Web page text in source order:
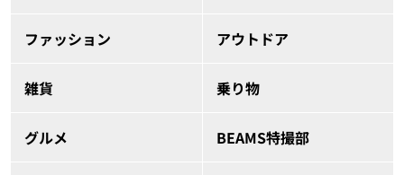
ファッション アウトドア
雑貨 乗り物
グルメ BEAMS特撮部